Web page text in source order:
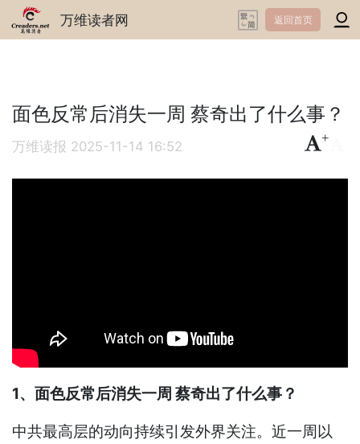
万维读者网 返回首页
面色反常后消失一周 蔡奇出了什么事？
万维读报 2025-11-14 16:52
+
1、面色反常后消失一周 蔡奇出了什么事？
中共最高层的动向持续引发外界关注。近一周以